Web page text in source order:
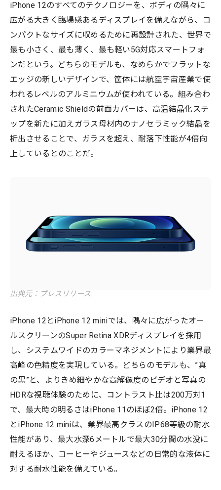
iPhone 12のすべてのテクノロジーを、ボディの隅々に
広がる大きく臨場感あるディスプレイを備えながら、コ
ンパクトなサイズに収めるために再設計された、世界で
最も小さく、最も薄く、最も軽い5G対応スマートフォ
ンだという。どちらのモデルも、なめらかでフラットな
エッジの新しいデザインで、筐体には航空宇宙産業で使
われるレベルのアルミニウムが使われている。組み合わ
されたCeramic Shieldの前面カバーは、高温結晶化ステ
ップを新たに加えガラス母材内のナノセラミック結晶を
析出させることで、ガラスを超え、耐落下性能が4倍向
上しているとのことだ。
出典元：プレスリリース
iPhone 12とiPhone 12 miniでは、隅々に広がったオー
ルスクリーンのSuper Retina XDRディスプレイを採用
し、システムワイドのカラーマネジメントにより業界最
高峰の色精度を実現している。どちらのモデルも、”真
の黒”と、よりきめ細やかな高解像度のビデオと写真の
HDRな視聴体験のために、コントラスト比は200万対1
で、最大時の明るさはiPhone 11のほぼ2倍。iPhone 12
とiPhone 12 miniは、業界最高クラスのIP68等級の耐水
性能があり、最大水深6メートルで最大30分間の水没に
耐えるほか、コーヒーやジュースなどの日常的な液体に
対する耐水性能を備えている。